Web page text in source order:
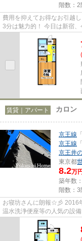
階数：2
費用を抑えてお得なお引越
3分は魅力的！ 今日は新宿
す！ 通勤時間が短くなれば
賃貸｜アパート カロン
京王線 「
京王線 「
京王井
東京都
8.2万
築年数
階数：3
お寝坊さんに朗報☆彡 2016
温水洗浄便座等の人気の設
休日のお出かけは楽ちんで